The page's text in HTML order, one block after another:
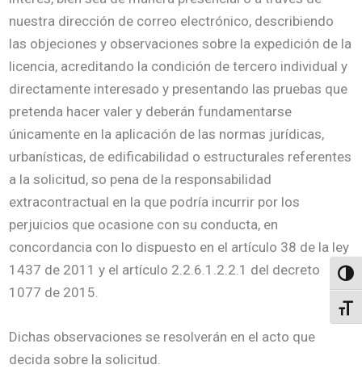
nuestra dirección de correo electrónico, describiendo
las objeciones y observaciones sobre la expedición de la
licencia, acreditando la condición de tercero individual y
directamente interesado y presentando las pruebas que
pretenda hacer valer y deberán fundamentarse
únicamente en la aplicación de las normas jurídicas,
urbanísticas, de edificabilidad o estructurales referentes
a la solicitud, so pena de la responsabilidad
extracontractual en la que podría incurrir por los
perjuicios que ocasione con su conducta, en
concordancia con lo dispuesto en el artículo 38 de la ley
1437 de 2011 y el artículo 2.2.6.1.2.2.1 del decreto
1077 de 2015.
Dichas observaciones se resolverán en el acto que
decida sobre la solicitud.